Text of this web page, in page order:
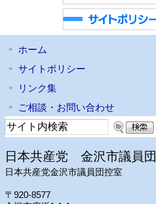
ホーム
サイトポリシー
リンク集
ご相談・お問い合わせ
日本共産党 金沢市議員団
日本共産党金沢市議員団控室
〒920-8577